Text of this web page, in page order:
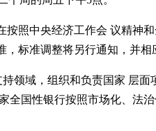
照中央经济工作会 议精神
标准调整将另行通知，并相
领域，组织和负责国家 层
国性银行按照市场化、法